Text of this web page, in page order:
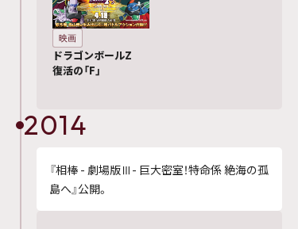
映画
ドラゴンボールZ
復活の「F」
2014
『相棒 - 劇場版Ⅲ- 巨大密室！特命係 絶海の孤
島へ』公開。